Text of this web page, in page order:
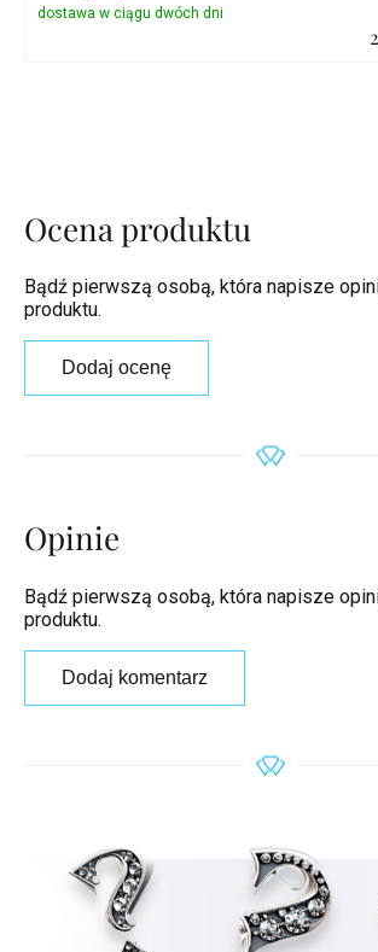
Ocena produktu
Bądź pierwszą osobą, która napisze
produktu.
Dodaj ocenę
Opinie
Bądź pierwszą osobą, która napisze
produktu.
Dodaj komentarz